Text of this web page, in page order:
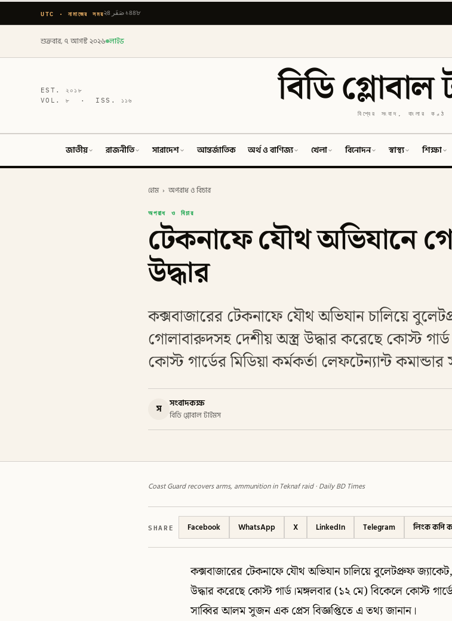
UTC · নামাজের সময় ২৪ صَفَر ১৪৪৮
শুক্রবার, ৭ আগস্ট ২০২৬ লাইভ
EST.২০১৮
VOL.৮ · ISS. ১১৬ বিডি গ্লোবাল
বিশ্বের সংবাদ, বাংলার কণ্ঠ
জাতীয় রাজনীতি সারাদেশ আন্তর্জাতিক অর্থ ও বাণিজ্য খেলা বিনোদন স্বাস্থ্য শিক্ষা
হোম › অপরাধ ও বিচার
অপরাধ ও বিচার
টেকনাফে যৌথ অভিযানে
উদ্ধার
কক্সবাজারের টেকনাফে যৌথ অভিযান চালিয়ে
গোলাবারুদসহ দেশীয় অস্ত্র উদ্ধার করেছে কোস্ট
কোস্ট গার্ডের মিডিয়া কর্মকর্তা লেফটেন্যান্ট কমান্ডার
স সংবাদকক্ষ
বিডি গ্লোবাল টাইমস
Coast Guard recovers arms, ammunition in Teknaf raid · Daily BD Times
SHARE Facebook WhatsApp X LinkedIn Telegram লিংক কপি
কক্সবাজারের টেকনাফে যৌথ অভিযান চালিয়ে বুলেটপ্রুফ
উদ্ধার করেছে কোস্ট গার্ড।মঙ্গলবার (১২ মে) বিকেলে কোস্ট
সাব্বির আলম সুজন এক প্রেস বিজ্ঞপ্তিতে এ তথ্য জানান।